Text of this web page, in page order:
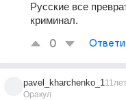
Русские все
криминал.
0
pavel_kharchenko_1
Оракул